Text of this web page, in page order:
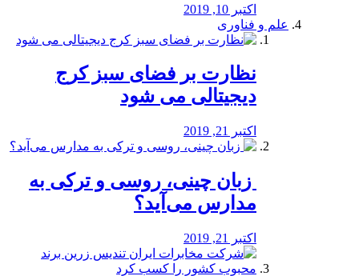
اکتبر 10, 2019
علم و فناوری
نظارت بر فضای سبز کرج
دیجیتالی می شود
اکتبر 21, 2019
️ زبان چینی، روسی و ترکی به
مدارس می‌آید؟
اکتبر 21, 2019